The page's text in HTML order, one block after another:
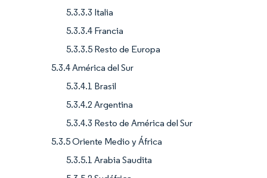
5.3.3.3 Italia
5.3.3.4 Francia
5.3.3.5 Resto de Europa
5.3.4 América del Sur
5.3.4.1 Brasil
5.3.4.2 Argentina
5.3.4.3 Resto de América del Sur
5.3.5 Oriente Medio y África
5.3.5.1 Arabia Saudita